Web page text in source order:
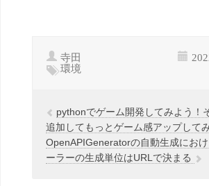
寺田
環境
pythonでゲーム開発してみよう！
追加してもっとゲーム感アップして
OpenAPIGeneratorの自動生成にお
ーラーの生成単位はURLで決まる